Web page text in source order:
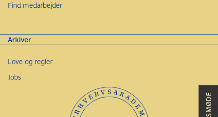
Find medarbejder
Arkiver
Love og regler
Jobs